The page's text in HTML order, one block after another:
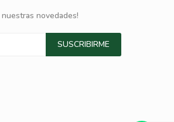
novedades!
SUSCRIBIRME